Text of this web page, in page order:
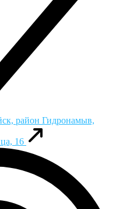
район Гидронамыв,
16